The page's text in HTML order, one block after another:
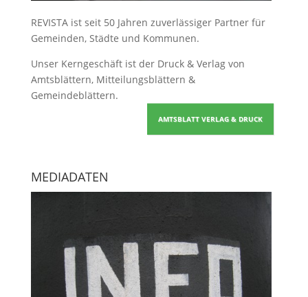
REVISTA ist seit 50 Jahren zuverlässiger Partner für
Gemeinden, Städte und Kommunen.
Unser Kerngeschäft ist der Druck & Verlag von
Amtsblättern, Mitteilungsblättern &
Gemeindeblättern.
AMTSBLATT VERLAG & DRUCK
MEDIADATEN